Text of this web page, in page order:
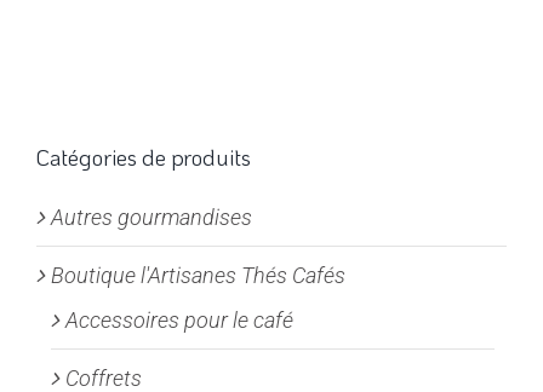
options
être
choisies
sur
la
page
Catégories de produits
Autres gourmandises
Boutique l'Artisanes Thés Cafés
Accessoires pour le café
Coffrets